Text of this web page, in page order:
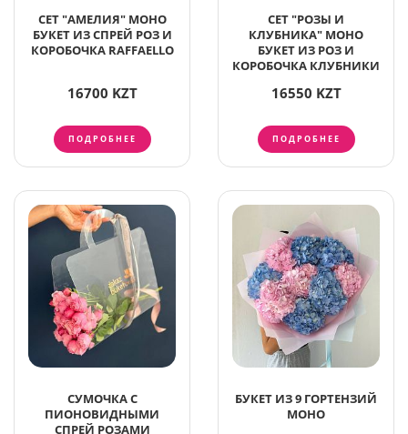
СЕТ "АМЕЛИЯ" МОНО
БУКЕТ ИЗ СПРЕЙ РОЗ И
КОРОБОЧКА RAFFAELLO
16700 KZT
ПОДРОБНЕЕ
СЕТ "РОЗЫ И
КЛУБНИКА" МОНО
БУКЕТ ИЗ РОЗ И
КОРОБОЧКА КЛУБНИКИ
16550 KZT
ПОДРОБНЕЕ
СУМОЧКА С
ПИОНОВИДНЫМИ
СПРЕЙ РОЗАМИ
БУКЕТ ИЗ 9 ГОРТЕНЗИЙ
МОНО